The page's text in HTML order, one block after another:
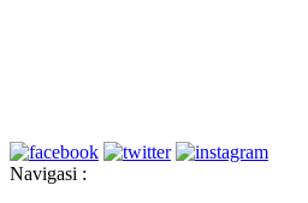
Navigasi :